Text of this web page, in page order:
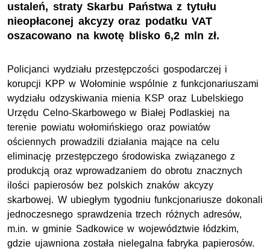
ustaleń, straty Skarbu Państwa z tytułu
nieopłaconej akcyzy oraz podatku VAT
oszacowano na kwotę blisko 6,2 mln zł.
Policjanci wydziału przestępczości gospodarczej i
korupcji KPP w Wołominie wspólnie z funkcjonariuszami
wydziału odzyskiwania mienia KSP oraz Lubelskiego
Urzędu Celno-Skarbowego w Białej Podlaskiej na
terenie powiatu wołomińskiego oraz powiatów
ościennych prowadzili działania mające na celu
eliminację przestępczego środowiska związanego z
produkcją oraz wprowadzaniem do obrotu znacznych
ilości papierosów bez polskich znaków akcyzy
skarbowej. W ubiegłym tygodniu funkcjonariusze dokonali
jednoczesnego sprawdzenia trzech różnych adresów,
m.in. w gminie Sadkowice w województwie łódzkim,
gdzie ujawniona została nielegalna fabryka papierosów.